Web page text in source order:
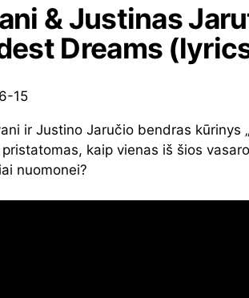
& Justinas
Dreams
15
ir Justino Jaručio bendras kūrinys
kaip vienas iš šios
nuomonei?